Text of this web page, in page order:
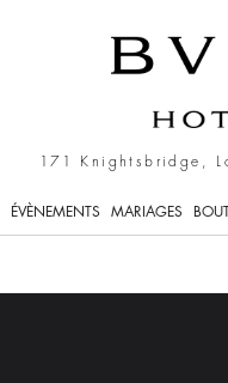
171 Knightsbridge,
ÉVÈNEMENTS MARIAGES